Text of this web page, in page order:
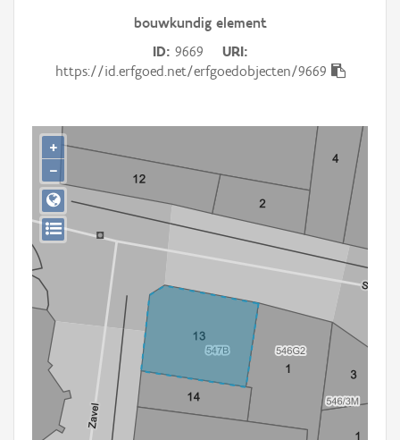
Gebeurtenis
Persoon of collectief
Downloads
Hergebruik
Aanmelden
bouwkundig element
ID 9669
URI
https://id.erfgoed.net/erfgoedobjecten/9669
+
−